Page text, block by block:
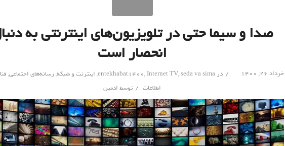
صدا و سیما حتی در تلویزیون‌های اینترنتی به
انحصار است
خرداد ۲۶, ۱۴۰۰ / در entekhabat1400, Internet TV,seda va sima
, اینترنت و شبکه, رسانه‌های اجتماعی,
اطلاعات / توسط ادمین